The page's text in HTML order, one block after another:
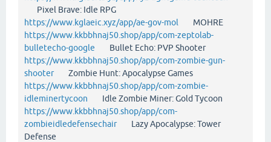
Pixel Brave: Idle RPG
https://www.kglaeic.xyz/app/ae-gov-mol MOHRE
https://www.kkbbhnaj50.shop/app/com-zeptolab-
bulletecho-google Bullet Echo: PVP Shooter
https://www.kkbbhnaj50.shop/app/com-zombie-gun-
shooterZombie Hunt: Apocalypse Games
https://www.kkbbhnaj50.shop/app/com-zombie-
idleminertycoon Idle Zombie Miner: Gold Tycoon
https://www.kkbbhnaj50.shop/app/com-
zombieidledefensechairLazy Apocalypse: Tower
Defense